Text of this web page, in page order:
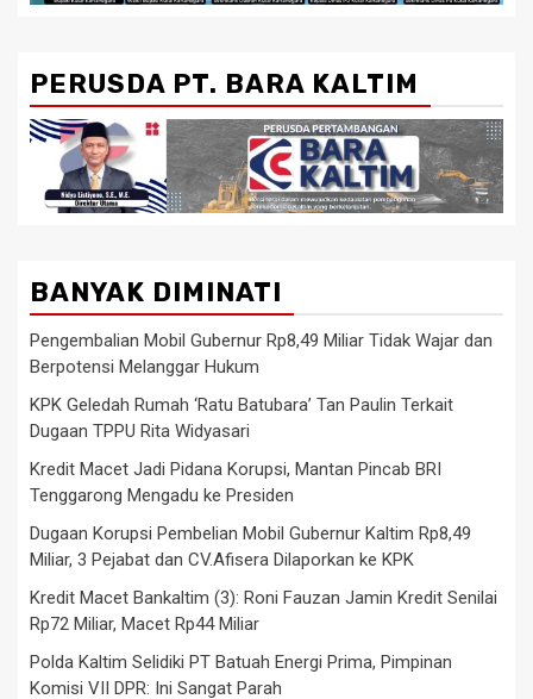
PERUSDA PT. BARA KALTIM
BANYAK DIMINATI
Pengembalian Mobil Gubernur Rp8,49 Miliar Tidak Wajar dan
Berpotensi Melanggar Hukum
KPK Geledah Rumah ‘Ratu Batubara’ Tan Paulin Terkait
Dugaan TPPU Rita Widyasari
Kredit Macet Jadi Pidana Korupsi, Mantan Pincab BRI
Tenggarong Mengadu ke Presiden
Dugaan Korupsi Pembelian Mobil Gubernur Kaltim Rp8,49
Miliar, 3 Pejabat dan CV.Afisera Dilaporkan ke KPK
Kredit Macet Bankaltim (3): Roni Fauzan Jamin Kredit Senilai
Rp72 Miliar, Macet Rp44 Miliar
Polda Kaltim Selidiki PT Batuah Energi Prima, Pimpinan
Komisi VII DPR: Ini Sangat Parah